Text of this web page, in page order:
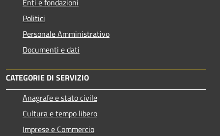
Enti e fondazioni
Politici
Personale Amministrativo
Documenti e dati
CATEGORIE DI SERVIZIO
Anagrafe e stato civile
Cultura e tempo libero
Imprese e Commercio